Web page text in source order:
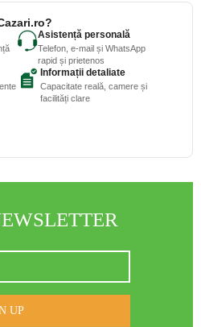
Asistență personală
Telefon, e-mail și WhatsApp
rapid și prietenos
Informații detaliate
Capacitate reală, camere și
facilități clare
UP